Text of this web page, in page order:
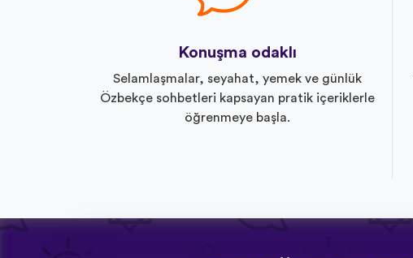
Konuşma odaklı
Selamlaşmalar, seyahat, yemek ve günlük
Özbekçe sohbetleri kapsayan pratik içeriklerle
öğrenmeye başla.